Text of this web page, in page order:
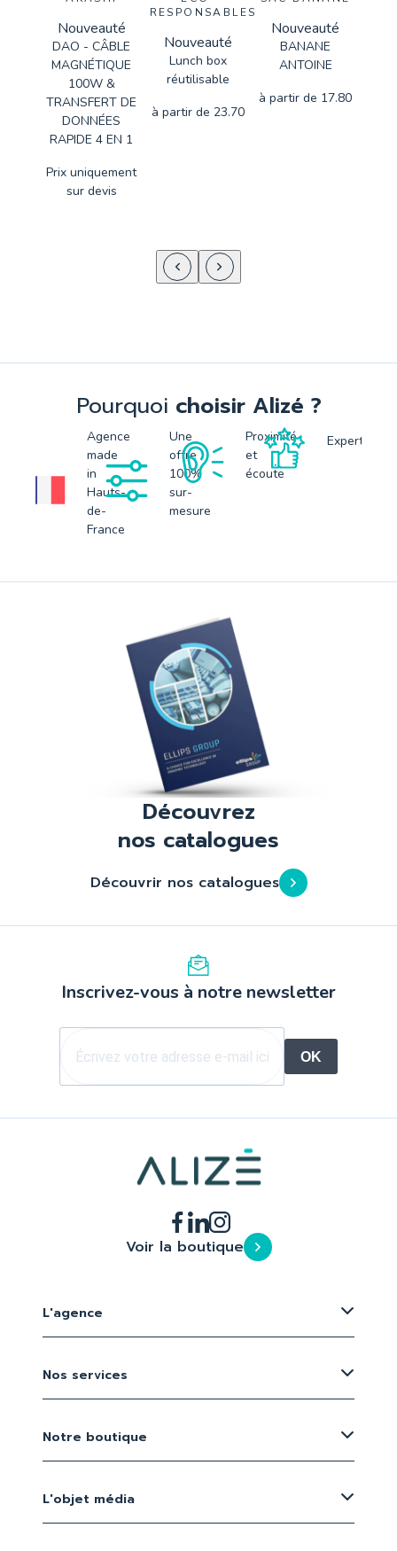
Nouveauté
DAO - CÂBLE
MAGNÉTIQUE
100W &
TRANSFERT DE
DONNÉES
RAPIDE 4 EN 1
Prix uniquement
sur devis
RESPONSABLES
Nouveauté
Lunch box
réutilisable
à partir de 23.70
Nouveauté
BANANE
ANTOINE
à partir de 17.80
Pourquoi choisir Alizé ?
Agence
made
in
Hauts-
de-
France
Une
offre
100%
sur-
mesure
Proximité
et
écoute
Expertise
Découvrez
nos catalogues
Découvrir nos catalogues
Inscrivez-vous à notre newsletter
OK
Voir la boutique
L'agence
Nos services
Notre boutique
L'objet média